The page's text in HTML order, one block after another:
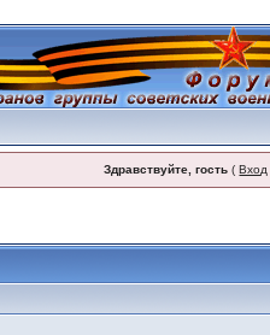
Здравствуйте, гость (Вход